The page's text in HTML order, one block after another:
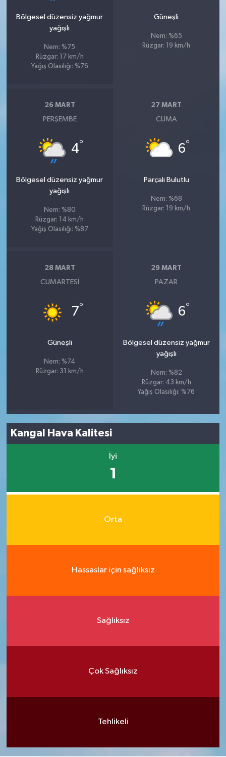
Bölgesel düzensiz yağmur
yağışlı
Nem: %75
Rüzgar: 17 km/h
Yağış Olasılığı: %76
Güneşli
Nem: %65
Rüzgar: 19 km/h
26 MART
PERŞEMBE
4°
Bölgesel düzensiz yağmur
yağışlı
Nem: %80
Rüzgar: 14 km/h
Yağış Olasılığı: %87
27 MART
CUMA
6°
Parçalı Bulutlu
Nem: %68
Rüzgar: 19 km/h
28 MART
CUMARTESI
7°
Güneşli
Nem: %74
Rüzgar: 31 km/h
29 MART
PAZAR
6°
Bölgesel düzensiz yağmur
yağışlı
Nem: %82
Rüzgar: 43 km/h
Yağış Olasılığı: %76
Kangal Hava Kalitesi
İyi
1
Orta
Hassaslar için sağlıksız
Sağlıksız
Çok Sağlıksız
Tehlikeli